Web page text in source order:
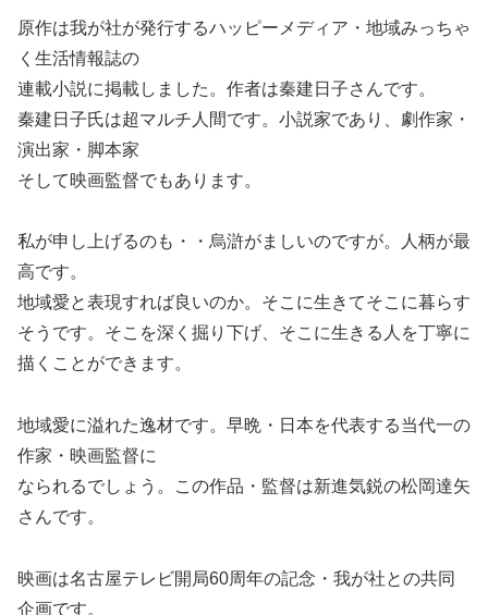
原作は我が社が発行するハッピーメディア・地域みっちゃ
く生活情報誌の
連載小説に掲載しました。作者は秦建日子さんです。
秦建日子氏は超マルチ人間です。小説家であり、劇作家・
演出家・脚本家
そして映画監督でもあります。
私が申し上げるのも・・烏滸がましいのですが。人柄が最
高です。
地域愛と表現すれば良いのか。そこに生きてそこに暮らす
そうです。そこを深く掘り下げ、そこに生きる人を丁寧に
描くことができます。
地域愛に溢れた逸材です。早晩・日本を代表する当代一の
作家・映画監督に
なられるでしょう。この作品・監督は新進気鋭の松岡達矢
さんです。
映画は名古屋テレビ開局60周年の記念・我が社との共同
企画です。